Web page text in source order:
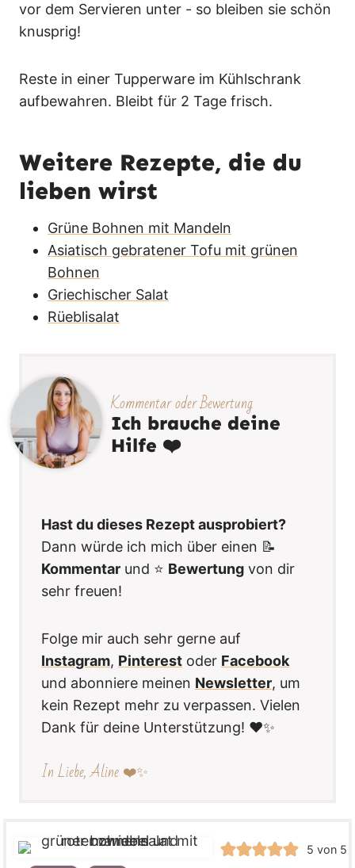
vor dem Servieren unter - so bleiben sie schön
knusprig!
Reste in einer Tupperware im Kühlschrank
aufbewahren. Bleibt für 2 Tage frisch.
Weitere Rezepte, die du
lieben wirst
Grüne Bohnen mit Mandeln
Asiatisch gebratener Tofu mit grünen
Bohnen
Griechischer Salat
Rüeblisalat
Kommentar oder Bewertung
Ich brauche deine
Hilfe ❤️
Hast du dieses Rezept ausprobiert?
Dann würde ich mich über einen 📝
Kommentar und ⭐️ Bewertung von dir
sehr freuen!
Folge mir auch sehr gerne auf
Instagram, Pinterest oder Facebook
und abonniere meinen Newsletter, um
kein Rezept mehr zu verpassen. Vielen
Dank für deine Unterstützung! ❤️✨
In Liebe, Aline ❤️✨
5 von 5